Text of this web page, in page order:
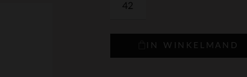
42
IN WINKELMAND